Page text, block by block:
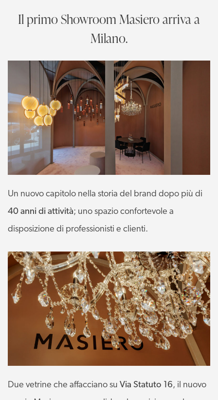
Il primo ShowroomMasiero arriva a
Milano.
Un nuovo capitolo nella storia del brand dopo più di
40 anni di attività; uno spazio confortevole a
disposizione di professionisti e clienti.
Due vetrine che affacciano su Via Statuto 16, il nuovo